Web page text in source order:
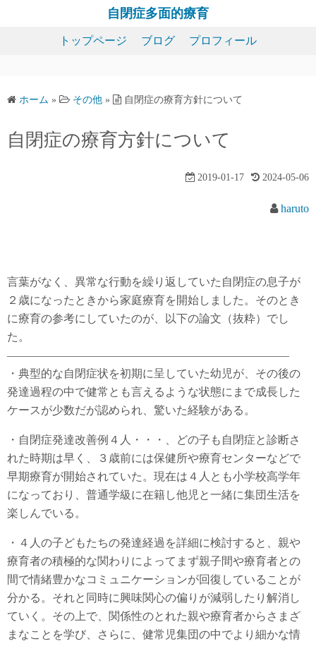
へ
キ
自閉症多面的療育
トップページ ブログ プロフィール
ホーム » その他 » 自閉症の療育方針について
自閉症の療育方針について
2019-01-17 2024-05-06
haruto
言葉がなく、異常な行動を繰り返していた自閉症の息子が
２歳になったときから家庭療育を開始しました。そのとき
に療育の参考にしていたのが、以下の論文（抜粋）でし
た。
—————————————————————————
・典型的な自閉症状を初期に呈していた幼児が、その後の
発達過程の中で健常とも言えるような状態にまで成長した
ケースが少数だが認められ、驚いた経験がある。
・自閉症発達改善例４人・・・、どの子も自閉症と診断さ
れた時期は早く、３歳前には保健所や療育センターなどで
早期療育が開始されていた。現在は４人とも小学校高学年
になっており、普通学級に在籍し他児と一緒に集団生活を
楽しんでいる。
・４人の子どもたちの発達経過を詳細に検討すると、親や
療育者の積極的な関わりによってまず親子間や療育者との
間で情緒豊かなコミュニケーションが回復していることが
分かる。それと同時に興味関心の偏りが減弱したり解消し
ていく。その上で、関係性のとれた親や療育者からさまざ
まなことを学び、さらに、健常児集団の中でより細かな情